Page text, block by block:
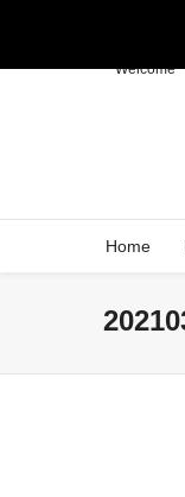
Welcome
Home